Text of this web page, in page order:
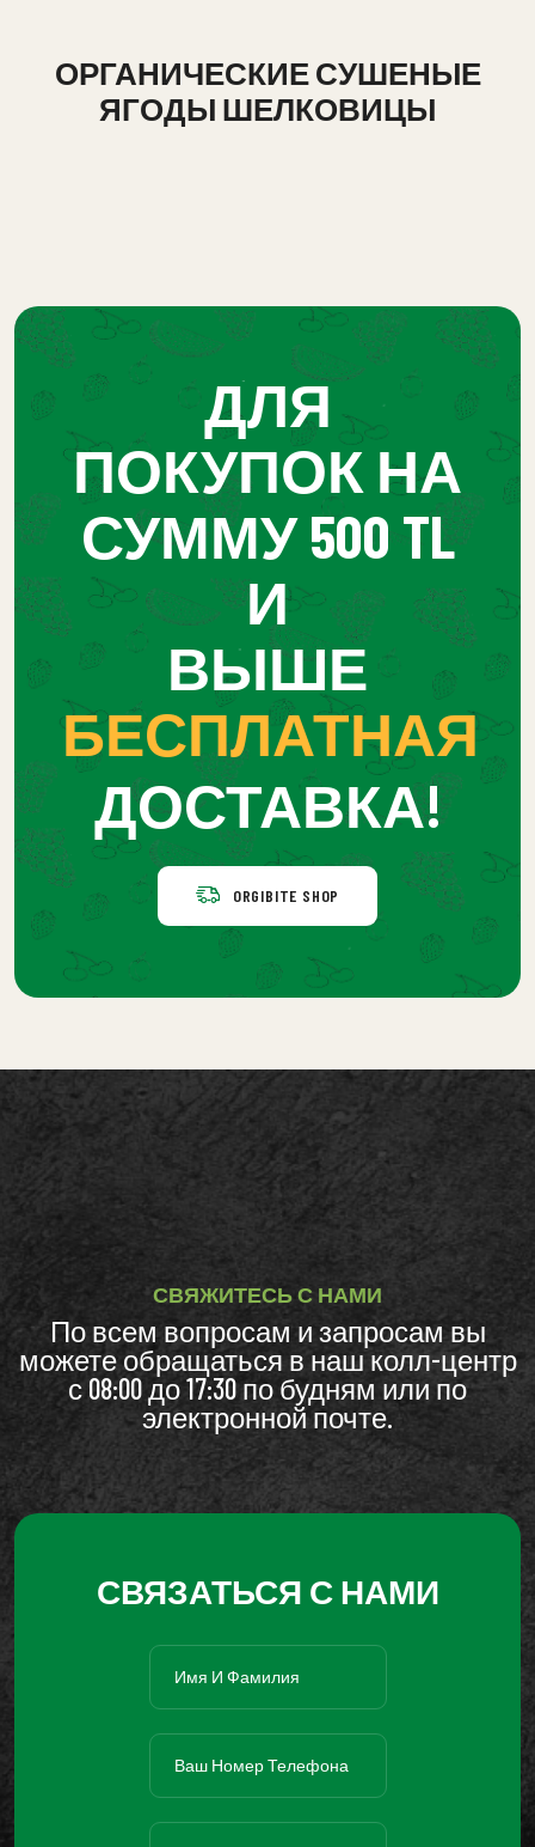
ОРГАНИЧЕСКИЕ СУШЕНЫЕ
ЯГОДЫ ШЕЛКОВИЦЫ
ДЛЯ
ПОКУПОК НА
СУММУ 500 TL
И
ВЫШЕ
БЕСПЛАТНАЯ
ДОСТАВКА!
ORGIBITE SHOP
СВЯЖИТЕСЬ С НАМИ
По всем вопросам и запросам вы
можете обращаться в наш колл-центр
с 08:00 до 17:30 по будням или по
электронной почте.
СВЯЗАТЬСЯ С НАМИ